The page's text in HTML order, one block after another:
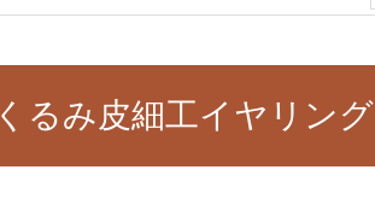
くるみ皮細工イヤリング